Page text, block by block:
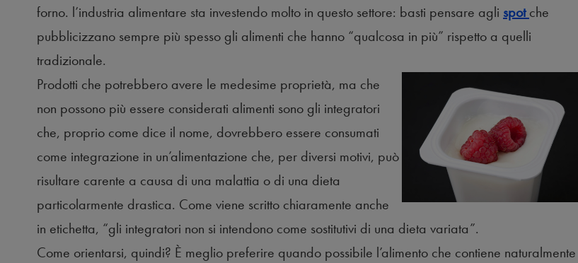
forno. l’industria alimentare sta investendo molto in questo settore: basti pensare agli spotche
pubblicizzano sempre più spesso gli alimenti che hanno “qualcosa in più” rispetto a quelli
tradizionale.
Prodotti che potrebbero avere le medesime proprietà, ma che
non possono più essere considerati alimenti sono gli integratori
che, proprio come dice il nome, dovrebbero essere consumati
come integrazione in un’alimentazione che, per diversi motivi, può
risultare carente a causa di una malattia o di una dieta
particolarmente drastica. Come viene scritto chiaramente anche
in etichetta, “gli integratori non si intendono come sostitutivi di una dieta variata”.
Come orientarsi, quindi? È meglio preferire quando possibile l’alimento che contiene naturalmente